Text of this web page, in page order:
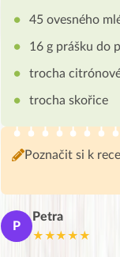
45 ovesného
16 g prášku do
trocha
trocha skořice
Poznačit si k
P
Petra
★★★★★